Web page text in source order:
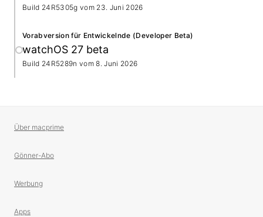
Build 24R5305g vom 23. Juni 2026
Vorabversion für Entwickelnde (Developer Beta)
watchOS 27 beta
Build 24R5289n vom8. Juni 2026
Über macprime
Gönner-Abo
Werbung
Apps